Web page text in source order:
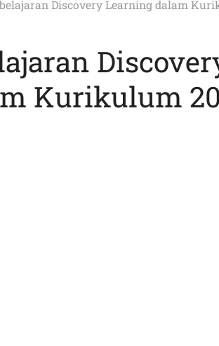
Discovery Learning dalam
Kurikulum